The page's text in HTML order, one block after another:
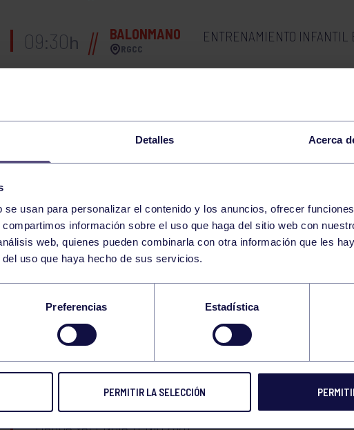
Detalles Acerca
usan para personalizar el contenido y los anuncios, ofrecer
información sobre el uso que haga del sitio web con
web, quienes pueden combinarla con otra información que les
uso que haya hecho de sus servicios.
Preferencias Estadística
PERMITIR LA SELECCIÓN
09:30h BALONMANO
RGCC
ENTRENAMIENTO INFANTIL
BALONMANO ENTRENAMIENTO CADETE B
11:00h RGCC
ENTRENAMIENTO INFANTIL
GAP 11:00-11:30 GIMNASIO
GAP 18:30-19:00 GIMNASIO
CURSO ENTRENADOR NACIONAL 2024
MARCA VALENCIA TENIS 25/3